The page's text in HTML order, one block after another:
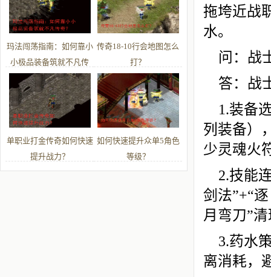
拖垮近战
水。
问：战
答：战
1.装备
列装备）
少灵魂火
2.技能
剑法”+“
月弯刀”
3.药水
离消耗，
玛法闯荡指南：如何靠小
小极品装备筑就不凡传
奇？
传奇18-10行会地图怎么
打？
单职业打金传奇如何快速
提升战力？
如何快速提升众单5角色
等级？